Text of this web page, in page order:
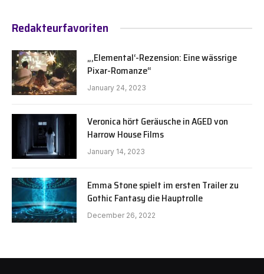
Redakteurfavoriten
„‚Elemental‘-Rezension: Eine wässrige
Pixar-Romanze“
January 24, 2023
Veronica hört Geräusche in AGED von
Harrow House Films
January 14, 2023
Emma Stone spielt im ersten Trailer zu
Gothic Fantasy die Hauptrolle
December 26, 2022